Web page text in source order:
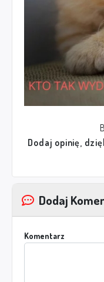
Dodaj opinię,
Dodaj
Komentarz